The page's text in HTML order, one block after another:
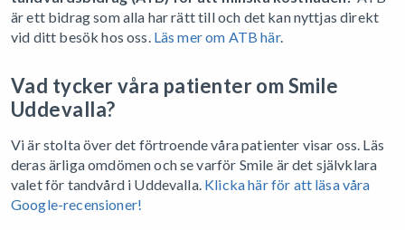
är ett bidrag som alla har rätt till och det kan nyttjas direkt
vid ditt besök hos oss. Läs mer om ATB här.
Vad tycker våra patienter om Smile
Uddevalla?
Vi är stolta över det förtroende våra patienter visar oss. Läs
deras ärliga omdömen och se varför Smile är det självklara
valet för tandvård i Uddevalla. Klicka här för att läsa våra
Google-recensioner!